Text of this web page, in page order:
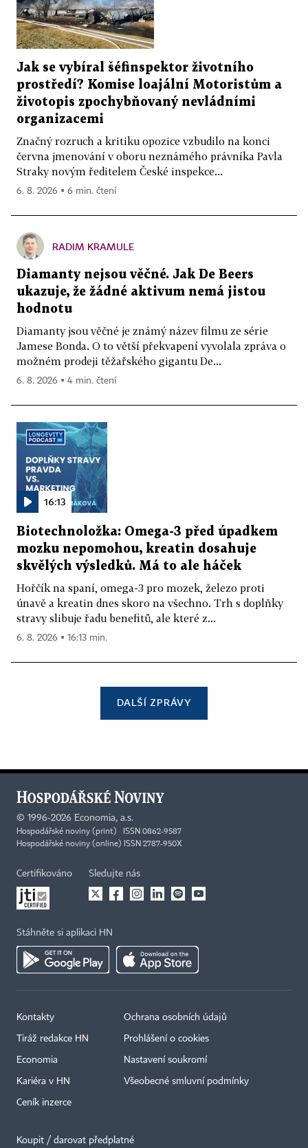
Jak se vybíral šéfinspektor životního
prostředí? Komise loajální Motoristům a
životopis zpochybňovaný nevládními
organizacemi
Značný rozruch a kritiku opozice vzbudilo na konci
června jmenování v oboru neznámého právníka Pavla
Straky novým ředitelem České inspekce...
6. 8. 2026 ▪ 6 min. čtení
RADIM KRAMULE
Diamanty nejsou věčné. Jak De Beers
ukazuje, že žádné aktivum nemá jistou
hodnotu
Diamanty jsou věčné je známý název filmu ze série
Jamese Bonda. O to větší překvapení vyvolala zpráva o
možném prodeji těžařského gigantu De...
6. 8. 2026 ▪ 4 min. čtení
16:13
Biotechnoložka: Omega-3 před úpadkem
mozku nepomohou, kreatin dosahuje
skvělých výsledků. Má to ale háček
Hořčík na spaní, omega-3 pro mozek, železo proti
únavě a kreatin dnes skoro na všechno. Trh s doplňky
stravy slibuje řadu benefitů, ale které z...
6. 8. 2026 ▪ 16:13 min.
DALŠÍ ZPRÁVY
© 1996-2026 Economia, a.s.
Hospodářské noviny (print) ISSN 0862-9587
Hospodářské noviny (online) ISSN 2787-950X
Certifikováno Sledujte nás
Stáhněte si aplikaci HN
Kontakty
Tiráž redakce HN
Economia
Kariéra v HN
Ceník inzerce
Ochrana osobních údajů
Prohlášení o cookies
Nastavení soukromí
Všeobecné smluvní podmínky
Koupit / darovat předplatné